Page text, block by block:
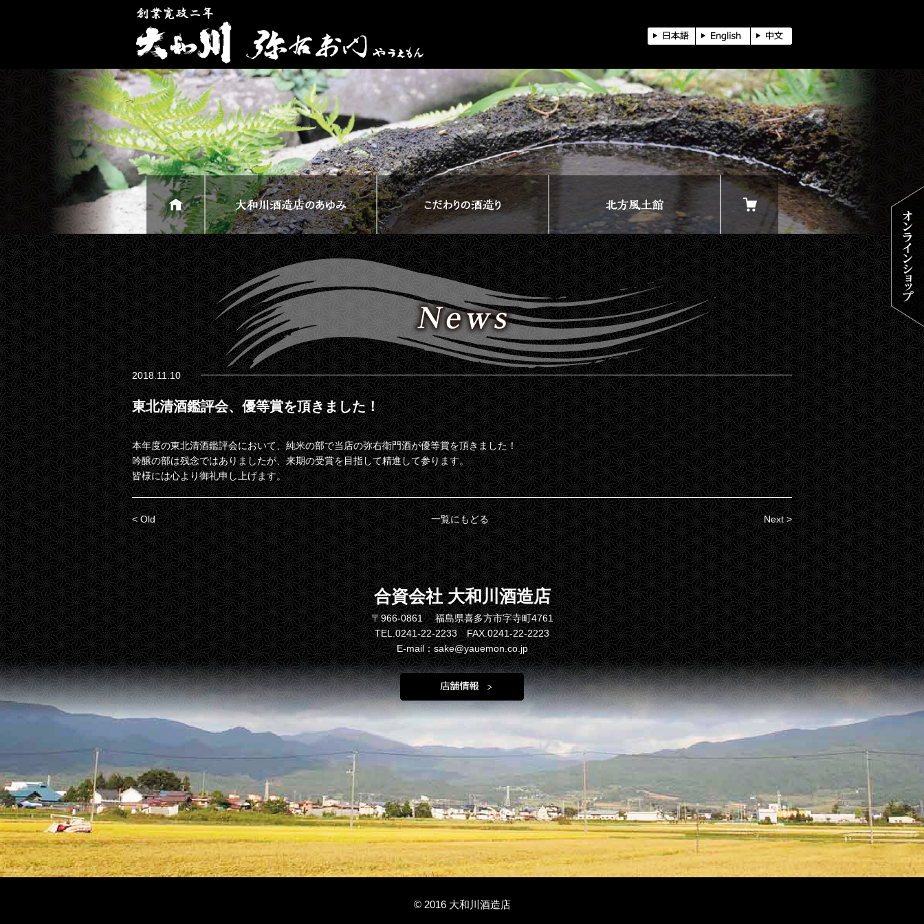
2018.11.10
東北清酒鑑評会、優等賞を頂きました！
本年度の東北清酒鑑評会において、純米の部で当店の弥右衛門酒が優等賞を頂きました！
吟醸の部は残念ではありましたが、来期の受賞を目指して精進して参ります。
皆様には心より御礼申し上げます。
< Old 一覧にもどる Next >
合資会社 大和川酒造店
〒966-0861 福島県喜多方市字寺町4761
TEL.0241-22-2233 FAX.0241-22-2223
E-mail：sake@yauemon.co.jp
© 2016 大和川酒造店